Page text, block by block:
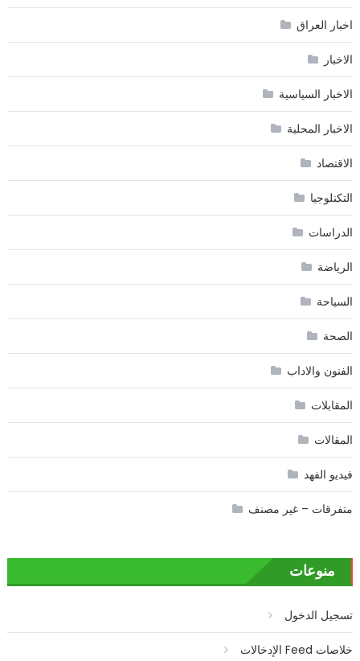
اخبار العراق
الاخبار
الاخبار السياسية
الاخبار المحلية
الاقتصاد
التكنلوجيا
الدراسات
الرياضة
السياحة
الصحة
الفنون والاداب
المقابلات
المقالات
فيديو الفهد
متفرقات – غير مصنف
منوعات
تسجيل الدخول
خلاصات Feed الإدخالات